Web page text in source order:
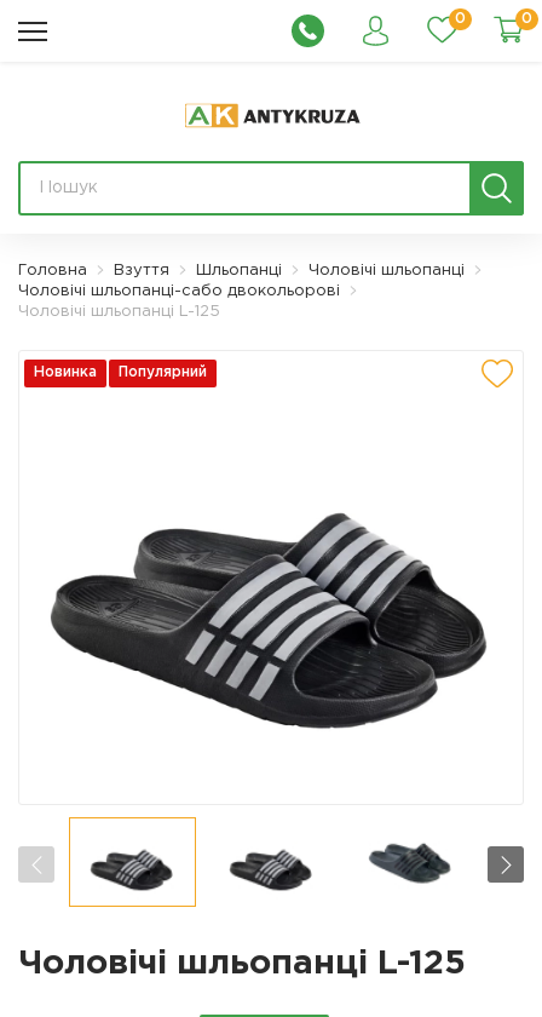
0 0
Головна Взуття Шльопанці
Чоловічі шльопанці
Чоловічі шльопанці-сабо двокольорові
Чоловічі шльопанці L-125
Новинка Популярний
Чоловічі шльопанці L-125